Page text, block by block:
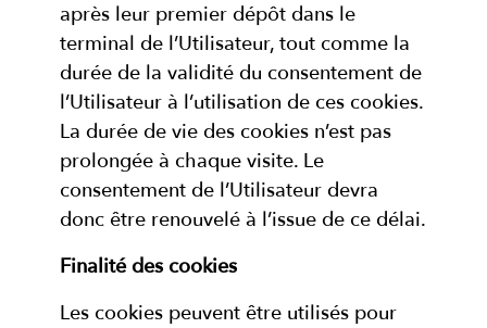
après leur premier dépôt dans le
terminal de l’Utilisateur, tout comme la
durée de la validité du consentement de
l’Utilisateur à l’utilisation de ces cookies.
La durée de vie des cookies n’est pas
prolongée à chaque visite. Le
consentement de l’Utilisateur devra
donc être renouvelé à l’issue de ce délai.
Finalité des cookies
Les cookies peuvent être utilisés pour